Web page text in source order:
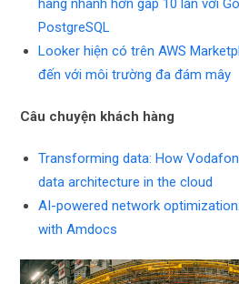
hàng nhanh hơn gấp 10 lần với
PostgreSQL
Looker hiện có trên AWS
đến với môi trường đa đám mây
Câu chuyện khách hàng
Transforming data: How
data architecture in the cloud
AI-powered network
with Amdocs